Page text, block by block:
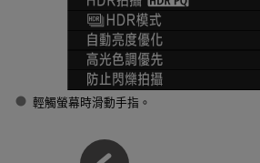
輕觸螢幕時滑動手指。